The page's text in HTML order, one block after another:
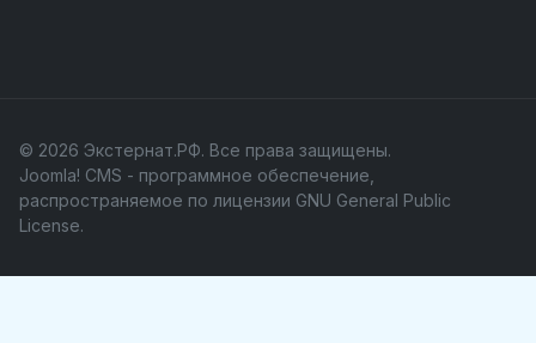
© 2026 Экстернат.РФ. Все права защищены.
Joomla! CMS - программное обеспечение,
распространяемое по лицензии GNU General Public
License.